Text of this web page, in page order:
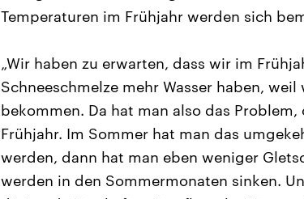
Temperaturen im Frühjahr werden sich
„Wir haben zu erwarten, dass wir im
Schneeschmelze mehr Wasser haben,
bekommen. Da hat man also das
Frühjahr. Im Sommer hat man das
werden, dann hat man eben weniger
werden in den Sommermonaten sinken.